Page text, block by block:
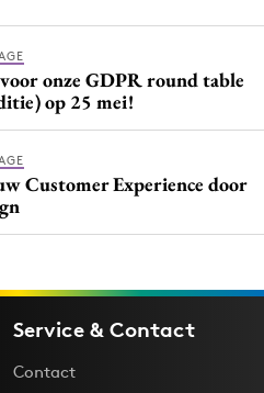
onze GDPR round table
op 25 mei!
Customer Experience door
Service & Contact
Contact